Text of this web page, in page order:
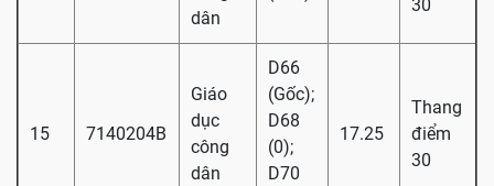
dân
30
15 7140204B
Giáo
dục
công
dân
D66
(Gốc);
D68
(0);
D70
17.25
Thang
điểm
30